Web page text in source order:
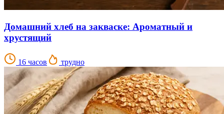
Домашний хлеб на закваске: Ароматный и
хрустящий
16 часов трудно